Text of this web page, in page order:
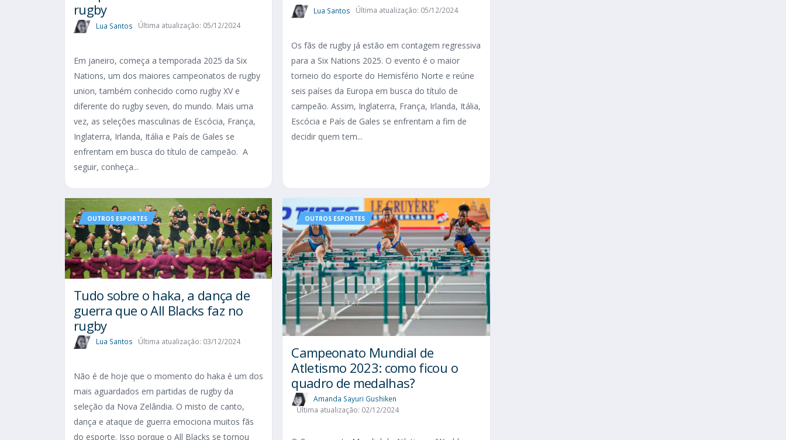
rugby
Lua Santos Última atualização: 05/12/2024
Em janeiro, começa a temporada 2025 da Six
Nations, um dos maiores campeonatos de rugby
union, também conhecido como rugby XV e
diferente do rugby seven, do mundo. Mais uma
vez, as seleções masculinas de Escócia, França,
Inglaterra, Irlanda, Itália e País de Gales se
enfrentam em busca do título de campeão. A
seguir, conheça...
Lua Santos Última atualização: 05/12/2024
Os fãs de rugby já estão em contagem regressiva
para a Six Nations 2025. O evento é o maior
torneio do esporte do Hemisfério Norte e reúne
seis países da Europa em busca do título de
campeão. Assim, Inglaterra, França, Irlanda, Itália,
Escócia e País de Gales se enfrentam a fim de
decidir quem tem...
OUTROS ESPORTES
Tudo sobre o haka, a dança de
guerra que o All Blacks faz no
rugby
Lua Santos Última atualização: 03/12/2024
Não é de hoje que o momento do haka é um dos
mais aguardados em partidas de rugby da
seleção da Nova Zelândia. O misto de canto,
dança e ataque de guerra emociona muitos fãs
do esporte. Isso porque o All Blacks se tornou
OUTROS ESPORTES
Campeonato Mundial de
Atletismo 2023: como ficou o
quadro de medalhas?
Amanda Sayuri Gushiken
Última atualização: 02/12/2024